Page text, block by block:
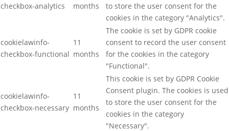
checkbox-analytics
months
to store the user consent for the
cookies in the category "Analytics".
cookielawinfo-
checkbox-functional
11
months
The cookie is set by GDPR cookie
consent to record the user consent
for the cookies in the category
"Functional".
cookielawinfo-
checkbox-necessary
11
months
This cookie is set by GDPR Cookie
Consent plugin. The cookies is used
to store the user consent for the
cookies in the category
"Necessary".